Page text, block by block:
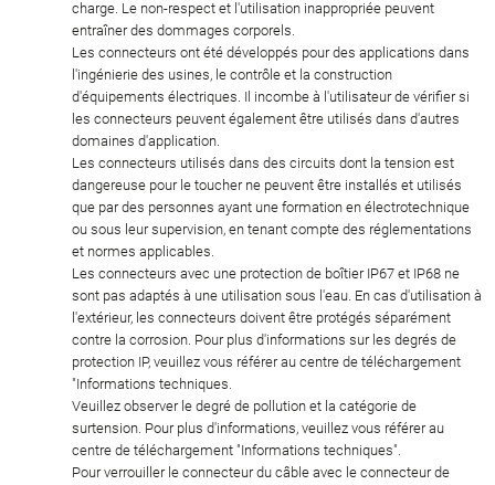
charge. Le non-respect et l'utilisation inappropriée peuvent
entraîner des dommages corporels.
Les connecteurs ont été développés pour des applications dans
l'ingénierie des usines, le contrôle et la construction
d'équipements électriques. Il incombe à l'utilisateur de vérifier si
les connecteurs peuvent également être utilisés dans d'autres
domaines d'application.
Les connecteurs utilisés dans des circuits dont la tension est
dangereuse pour le toucher ne peuvent être installés et utilisés
que par des personnes ayant une formation en électrotechnique
ou sous leur supervision, en tenant compte des réglementations
et normes applicables.
Les connecteurs avec une protection de boîtier IP67 et IP68 ne
sont pas adaptés à une utilisation sous l'eau. En cas d'utilisation à
l'extérieur, les connecteurs doivent être protégés séparément
contre la corrosion. Pour plus d'informations sur les degrés de
protection IP, veuillez vous référer au centre de téléchargement
"Informations techniques.
Veuillez observer le degré de pollution et la catégorie de
surtension. Pour plus d'informations, veuillez vous référer au
centre de téléchargement "Informations techniques".
Pour verrouiller le connecteur du câble avec le connecteur de